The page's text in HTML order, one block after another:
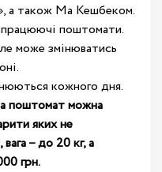
а також Ма Кешбеком.
поштомати.
може змінюватись
кожного дня.
поштомат можна
яких не
– до 20 кг, а
грн.